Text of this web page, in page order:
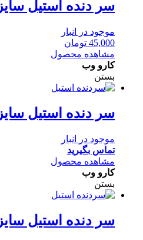
سر دنده استیل سایز 1/2 اینچ
موجود در انبار
45,000 تومان
مشاهده محصول
کارو وب
بستن
سر دنده استیل سایز 12 اینچ
موجود در انبار
تماس بگیرید
مشاهده محصول
کارو وب
بستن
سر دنده استیل سایز 6 اینچ